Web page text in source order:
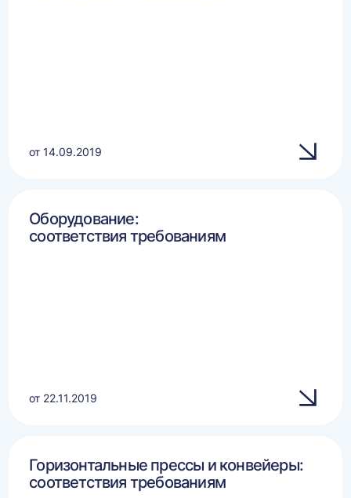
от 14.09.2019
Оборудование:
соответствия требованиям
от 22.11.2019
Горизонтальные прессы и конвейеры:
соответствия требованиям